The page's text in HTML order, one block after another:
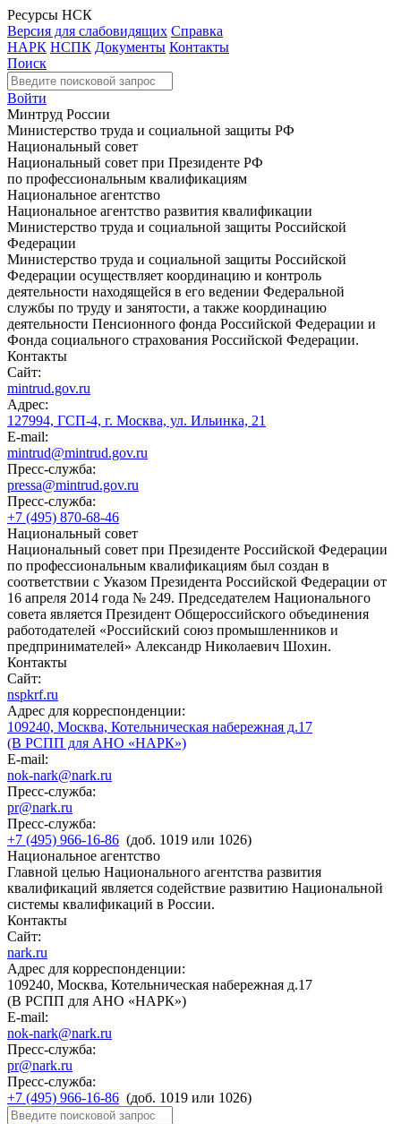
Ресурсы НСК
Версия для слабовидящих Справка
НАРК НСПК Документы Контакты
Поиск
Войти
Минтруд России
Министерство труда и социальной защиты РФ
Национальный совет
Национальный совет при Президенте РФ
по профессиональным квалификациям
Национальное агентство
Национальное агентство развития квалификации
Министерство труда и социальной защиты Российской
Федерации
Министерство труда и социальной защиты Российской
Федерации осуществляет координацию и контроль
деятельности находящейся в его ведении Федеральной
службы по труду и занятости, а также координацию
деятельности Пенсионного фонда Российской Федерации и
Фонда социального страхования Российской Федерации.
Контакты
Сайт:
mintrud.gov.ru
Адрес:
127994, ГСП-4, г. Москва, ул. Ильинка, 21
E-mail:
mintrud@mintrud.gov.ru
Пресс-служба:
pressa@mintrud.gov.ru
Пресс-служба:
+7 (495) 870-68-46
Национальный совет
Национальный совет при Президенте Российской Федерации
по профессиональным квалификациям был создан в
соответствии с Указом Президента Российской Федерации от
16 апреля 2014 года № 249. Председателем Национального
совета является Президент Общероссийского объединения
работодателей «Российский союз промышленников и
предпринимателей» Александр Николаевич Шохин.
Контакты
Сайт:
nspkrf.ru
Адрес для корреспонденции:
109240, Москва, Котельническая набережная д.17
(В РСПП для АНО «НАРК»)
E-mail:
nok-nark@nark.ru
Пресс-служба:
pr@nark.ru
Пресс-служба:
+7 (495) 966-16-86 (доб. 1019 или 1026)
Национальное агентство
Главной целью Национального агентства развития
квалификаций является содействие развитию Национальной
системы квалификаций в России.
Контакты
Сайт:
nark.ru
Адрес для корреспонденции:
109240, Москва, Котельническая набережная д.17
(В РСПП для АНО «НАРК»)
E-mail:
nok-nark@nark.ru
Пресс-служба:
pr@nark.ru
Пресс-служба:
+7 (495) 966-16-86 (доб. 1019 или 1026)